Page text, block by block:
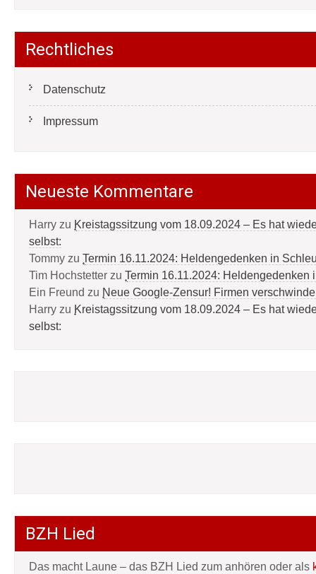
Rechtliches
Datenschutz
Impressum
Neueste Kommentare
Harry zu Kreistagssitzung vom 18.09.2024 – Es hat
selbst:
Tommy zu Termin 16.11.2024: Heldengedenken in
Tim Hochstetter zu Termin 16.11.2024: Heldengedenken
Ein Freund zu Neue Google-Zensur! Firmen
Harry zu Kreistagssitzung vom 18.09.2024 – Es hat
selbst:
BZH Lied
Das macht Laune – das BZH Lied zum anhören oder als